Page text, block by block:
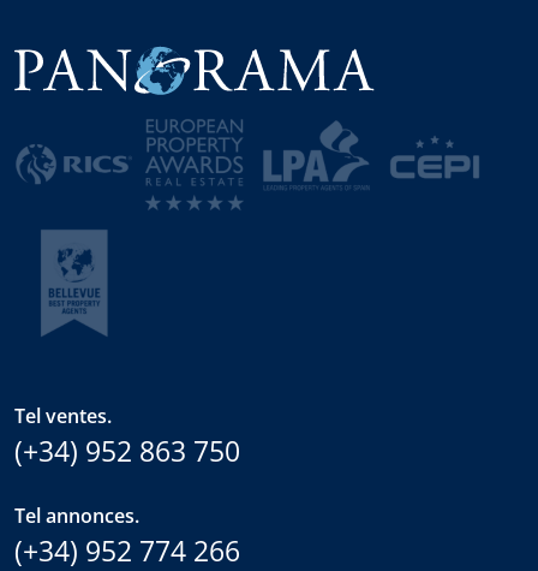
Tel ventes.
(+34) 952 863 750
Tel annonces.
(+34) 952 774 266